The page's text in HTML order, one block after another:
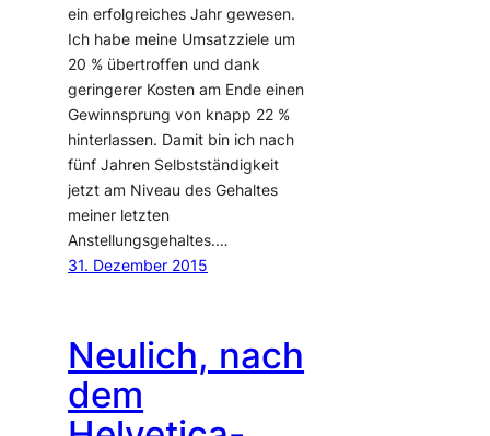
ein erfolgreiches Jahr gewesen.
Ich habe meine Umsatzziele um
20 % übertroffen und dank
geringerer Kosten am Ende einen
Gewinnsprung von knapp 22 %
hinterlassen. Damit bin ich nach
fünf Jahren Selbstständigkeit
jetzt am Niveau des Gehaltes
meiner letzten
Anstellungsgehaltes.…
31. Dezember 2015
Neulich, nach
dem